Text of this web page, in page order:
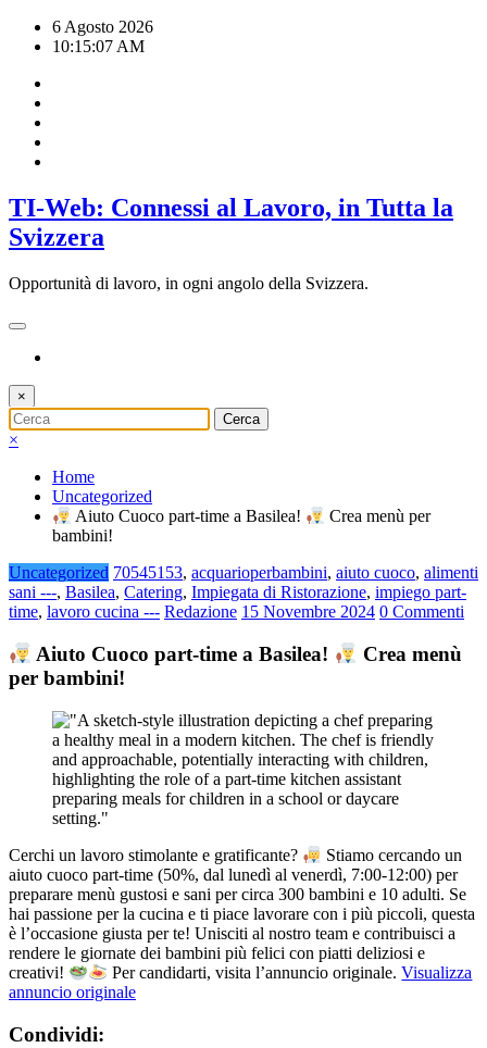
6 Agosto 2026
10:15:08 AM
TI-Web: Connessi al Lavoro, in Tutta la
Svizzera
Opportunità di lavoro, in ogni angolo della Svizzera.
×
×
Home
Uncategorized
Aiuto Cuoco part-time a Basilea!
Crea menù per
bambini!
Uncategorized 70545153, acquarioperbambini, aiuto cuoco, alimenti
sani ---, Basilea, Catering, Impiegata di Ristorazione, impiego part-
time, lavoro cucina --- Redazione 15 Novembre 2024 0 Commenti
Aiuto Cuoco part-time a Basilea!
Crea menù
per bambini!
Cerchi un lavoro stimolante e gratificante?
Stiamo cercando un
aiuto cuoco part-time (50%, dal lunedì al venerdì, 7:00-12:00) per
preparare menù gustosi e sani per circa 300 bambini e 10 adulti. Se
hai passione per la cucina e ti piace lavorare con i più piccoli, questa
è l’occasione giusta per te! Unisciti al nostro team e contribuisci a
rendere le giornate dei bambini più felici con piatti deliziosi e
creativi!
Per candidarti, visita l’annuncio originale.Visualizza
annuncio originale
Condividi: